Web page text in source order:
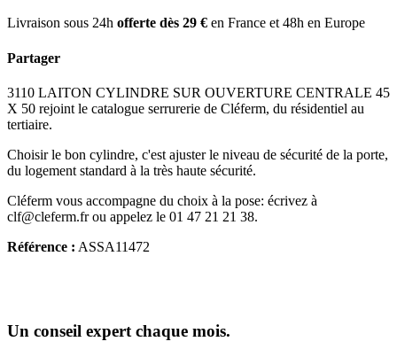
Livraison sous 24h offerte dès 29 € en France et 48h en Europe
Partager
3110 LAITON CYLINDRE SUR OUVERTURE CENTRALE 45
X 50 rejoint le catalogue serrurerie de Cléferm, du résidentiel au
tertiaire.
Choisir le bon cylindre, c'est ajuster le niveau de sécurité de la porte,
du logement standard à la très haute sécurité.
Cléferm vous accompagne du choix à la pose: écrivez à
clf@cleferm.fr ou appelez le 01 47 21 21 38.
Référence : ASSA11472
Un conseil expert chaque mois.